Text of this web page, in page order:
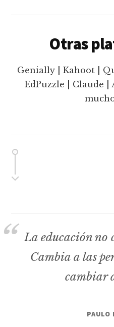
Otras
Genially | Kahoot |
EdPuzzle | Claude |
La educación no
Cambia a las
cambiar
PAULO